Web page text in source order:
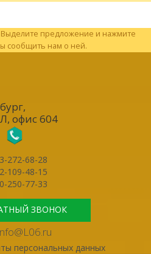
Выделите предложение и нажмите
сообщить нам о ней.
,
офис 604
272-68-28
109-48-15
250-77-33
ЗВОНОК
персональных данных